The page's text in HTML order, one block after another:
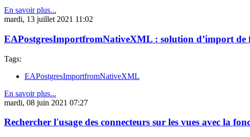
En savoir plus...
mardi, 13 juillet 2021 11:02
EAPostgresImportfromNativeXML : solution d’import
Tags:
EAPostgresImportfromNativeXML
En savoir plus...
mardi, 08 juin 2021 07:27
Rechercher l'usage des connecteurs sur les vues avec la